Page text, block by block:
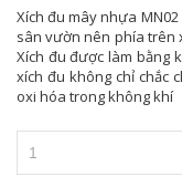
Xích đu mây nhựa
sân vườn nên phía trên
Xích đu được làm bằng
xích đu không chỉ chắc
oxi hóa trong không khí